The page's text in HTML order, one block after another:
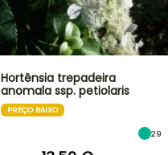
Hortênsia trepadeira
anomala ssp. petiolaris
PREÇO BAIXO
29